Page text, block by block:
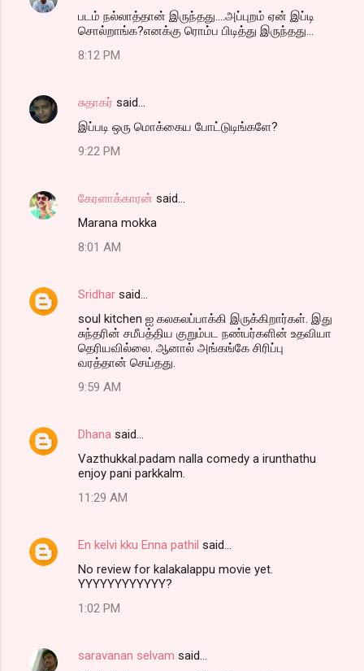
படம் நல்லாத்தான் இருந்தது....அப்புறம் ஏன் இப்டி
சொல்றாங்க?எனக்கு ரொம்ப பிடித்து இருந்தது...
8:12 PM
சுதாகர் said…
இப்படி ஒரு மொக்கைய போட்டுடிங்களே?
9:22 PM
கேரளாக்காரன் said…
Marana mokka
8:01 AM
Sridhar said…
soul kitchen ஐ கலகலப்பாக்கி இருக்கிறார்கள். இது
சுந்தரின் சமீபத்திய குறும்பட நண்பர்களின் உதவியா
தெரியவில்லை. ஆனால் அங்கங்கே சிரிப்பு
வரத்தான் செய்தது.
9:59 AM
Dhana said…
Vazthukkal.padam nalla comedy a irunthathu
enjoy pani parkkalm.
11:29 AM
En kelvi kku Enna pathil said…
No review for kalakalappu movie yet.
YYYYYYYYYYYY?
1:02 PM
saravanan selvam said…